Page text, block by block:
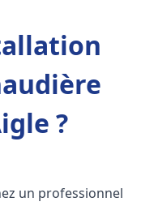
?
un professionnel